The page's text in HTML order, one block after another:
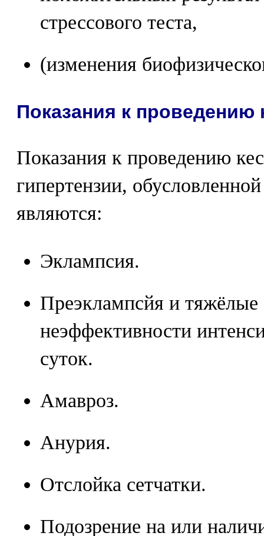
стрессового теста,
(изменения
Показания к проведению
Показания к проведению
гипертензии,
являются:
Эклампсия.
Преэклампсйя и
неэффективности
суток.
Амавроз.
Анурия.
Отслойка сетчатки.
Подозрение на или